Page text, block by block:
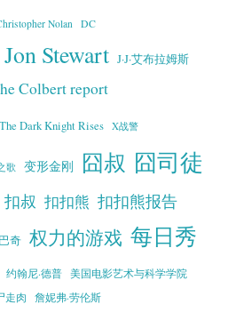
Nolan DC
Jon Stewart J·J·艾布拉姆斯
Colbert report
The Dark Knight Rises X战警
歌 变形金刚 囧叔 囧司徒
扣叔 扣扣熊 扣扣熊报告
奇 权力的游戏 每日秀
约翰尼·德普
美国电影艺术与科学学院
走肉 詹妮弗·劳伦斯